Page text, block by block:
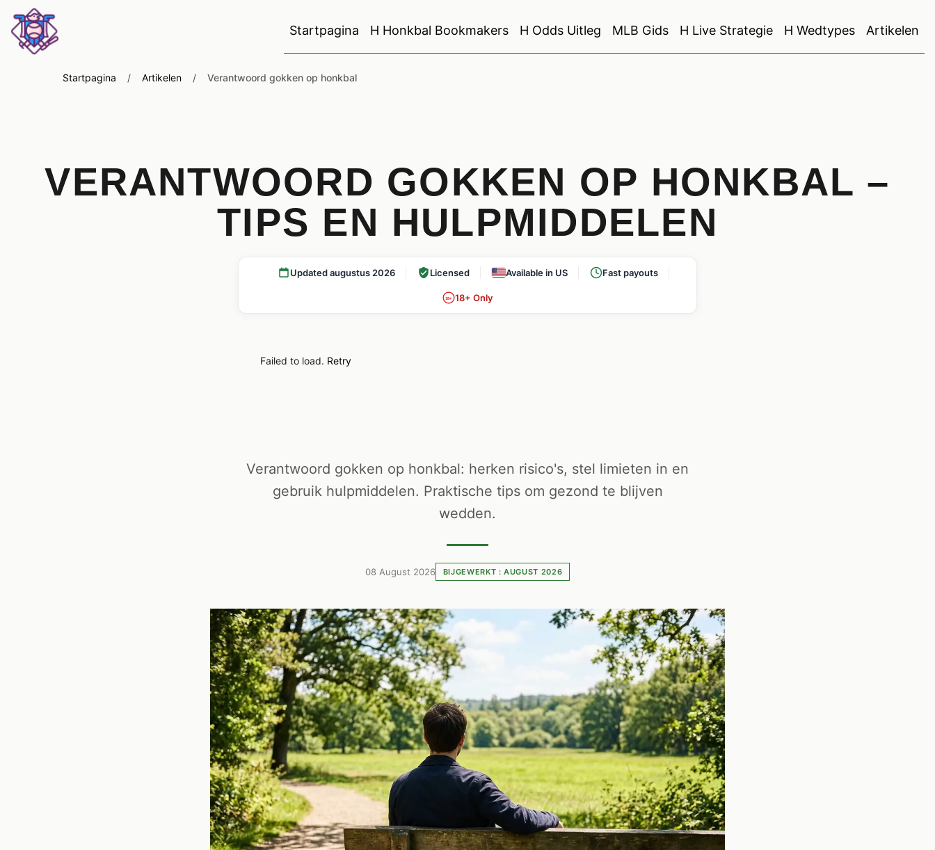
Startpagina H Honkbal Bookmakers H Odds Uitleg MLB Gids H Live Strategie H Wedtypes Artikelen
Startpagina / Artikelen / Verantwoord gokken op honkbal
VERANTWOORD GOKKEN OP HONKBAL –
TIPS EN HULPMIDDELEN
Updated augustus 2026 Licensed Available in US Fast payouts
18+ 18+ Only
Failed to load. Retry
Verantwoord gokken op honkbal: herken risico's, stel limieten in en
gebruik hulpmiddelen. Praktische tips om gezond te blijven
wedden.
08 August 2026 BIJGEWERKT : AUGUST 2026